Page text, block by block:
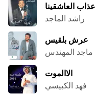
عذاب العاشقينا
راشد الماجد
عرش بلقيس
ماجد المهندس
الاالموت
فهد الكبيسي